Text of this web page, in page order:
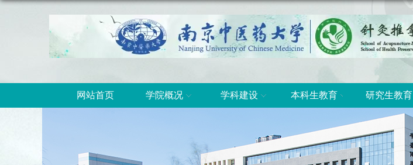
网站首页 学院概况 学科建设 本科生教育 研究生教育